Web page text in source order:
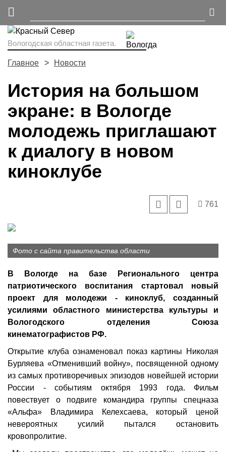
Вологодская областная газета.
Главное Новости
История на большом
экране: в Вологде
молодежь приглашают
к диалогу в новом
киноклубе
761
Фото с сайта правительства области
В Вологде на базе Регионального центра
патриотического воспитания стартовал новый
проект для молодежи - киноклуб, созданный
усилиями областного министерства культуры и
Вологодского отделения Союза
кинематографистов РФ.
Открытие клуба ознаменовал показ картины Николая
Бурляева «Отменивший войну», посвященной одному
из самых противоречивых эпизодов новейшей истории
России - событиям октября 1993 года. Фильм
повествует о подвиге командира группы спецназа
«Альфа» Владимира Келехсаева, который ценой
невероятных усилий пытался остановить
кровопролитие.